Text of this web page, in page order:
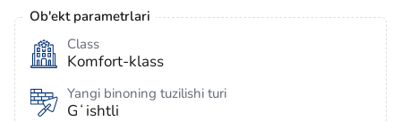
Ob'ekt parametrlari
Class
Komfort-klass
Yangi binoning tuzilishi turi
Gʻishtli